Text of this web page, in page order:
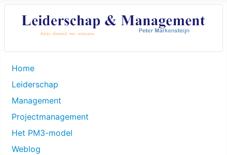
Home
Leiderschap
Management
Projectmanagement
Het PM3-model
Weblog